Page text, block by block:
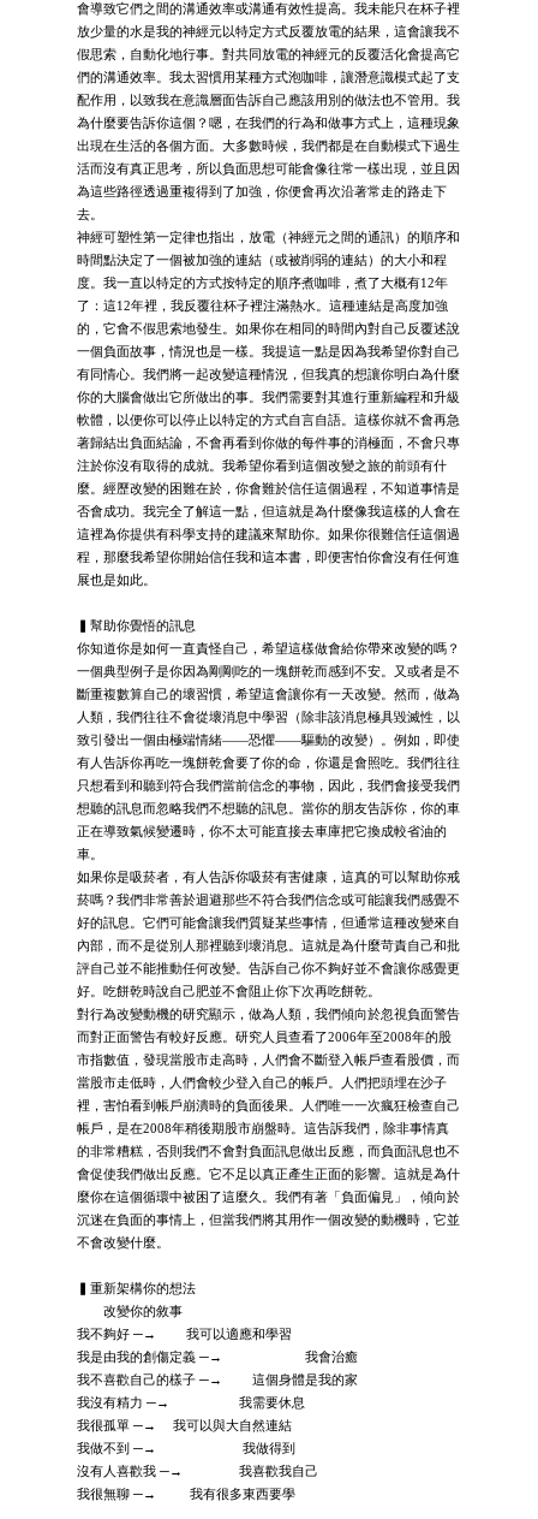
會導致它們之間的溝通效率或溝通有效性提高。我未能只在杯子裡
放少量的水是我的神經元以特定方式反覆放電的結果，這會讓我不
假思索，自動化地行事。對共同放電的神經元的反覆活化會提高它
們的溝通效率。我太習慣用某種方式泡咖啡，讓潛意識模式起了支
配作用，以致我在意識層面告訴自己應該用別的做法也不管用。我
為什麼要告訴你這個？嗯，在我們的行為和做事方式上，這種現象
出現在生活的各個方面。大多數時候，我們都是在自動模式下過生
活而沒有真正思考，所以負面思想可能會像往常一樣出現，並且因
為這些路徑透過重複得到了加強，你便會再次沿著常走的路走下
去。
神經可塑性第一定律也指出，放電（神經元之間的通訊）的順序和
時間點決定了一個被加強的連結（或被削弱的連結）的大小和程
度。我一直以特定的方式按特定的順序煮咖啡，煮了大概有12年
了：這12年裡，我反覆往杯子裡注滿熱水。這種連結是高度加強
的，它會不假思索地發生。如果你在相同的時間內對自己反覆述說
一個負面故事，情況也是一樣。我提這一點是因為我希望你對自己
有同情心。我們將一起改變這種情況，但我真的想讓你明白為什麼
你的大腦會做出它所做出的事。我們需要對其進行重新編程和升級
軟體，以便你可以停止以特定的方式自言自語。這樣你就不會再急
著歸結出負面結論，不會再看到你做的每件事的消極面，不會只專
注於你沒有取得的成就。我希望你看到這個改變之旅的前頭有什
麼。經歷改變的困難在於，你會難於信任這個過程，不知道事情是
否會成功。我完全了解這一點，但這就是為什麼像我這樣的人會在
這裡為你提供有科學支持的建議來幫助你。如果你很難信任這個過
程，那麼我希望你開始信任我和這本書，即便害怕你會沒有任何進
展也是如此。
▍幫助你覺悟的訊息
你知道你是如何一直責怪自己，希望這樣做會給你帶來改變的嗎？
一個典型例子是你因為剛剛吃的一塊餅乾而感到不安。又或者是不
斷重複數算自己的壞習慣，希望這會讓你有一天改變。然而，做為
人類，我們往往不會從壞消息中學習（除非該消息極具毀滅性，以
致引發出一個由極端情緒——恐懼——驅動的改變）。例如，即使
有人告訴你再吃一塊餅乾會要了你的命，你還是會照吃。我們往往
只想看到和聽到符合我們當前信念的事物，因此，我們會接受我們
想聽的訊息而忽略我們不想聽的訊息。當你的朋友告訴你，你的車
正在導致氣候變遷時，你不太可能直接去車庫把它換成較省油的
車。
如果你是吸菸者，有人告訴你吸菸有害健康，這真的可以幫助你戒
菸嗎？我們非常善於迴避那些不符合我們信念或可能讓我們感覺不
好的訊息。它們可能會讓我們質疑某些事情，但通常這種改變來自
內部，而不是從別人那裡聽到壞消息。這就是為什麼苛責自己和批
評自己並不能推動任何改變。告訴自己你不夠好並不會讓你感覺更
好。吃餅乾時說自己肥並不會阻止你下次再吃餅乾。
對行為改變動機的研究顯示，做為人類，我們傾向於忽視負面警告
而對正面警告有較好反應。研究人員查看了2006年至2008年的股
市指數值，發現當股市走高時，人們會不斷登入帳戶查看股價，而
當股市走低時，人們會較少登入自己的帳戶。人們把頭埋在沙子
裡，害怕看到帳戶崩潰時的負面後果。人們唯一一次瘋狂檢查自己
帳戶，是在2008年稍後期股市崩盤時。這告訴我們，除非事情真
的非常糟糕，否則我們不會對負面訊息做出反應，而負面訊息也不
會促使我們做出反應。它不足以真正產生正面的影響。這就是為什
麼你在這個循環中被困了這麼久。我們有著「負面偏見」，傾向於
沉迷在負面的事情上，但當我們將其用作一個改變的動機時，它並
不會改變什麼。
▍重新架構你的想法
改變你的敘事
我不夠好 ─→ 我可以適應和學習
我是由我的創傷定義 ─→ 我會治癒
我不喜歡自己的樣子 ─→ 這個身體是我的家
我沒有精力 ─→ 我需要休息
我很孤單 ─→ 我可以與大自然連結
我做不到 ─→ 我做得到
沒有人喜歡我 ─→ 我喜歡我自己
我很無聊 ─→ 我有很多東西要學